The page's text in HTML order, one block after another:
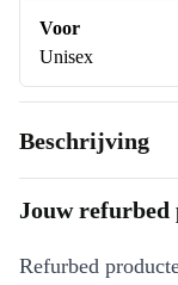
Voor
Unisex
Beschrijving
Jouw refurbed
Refurbed